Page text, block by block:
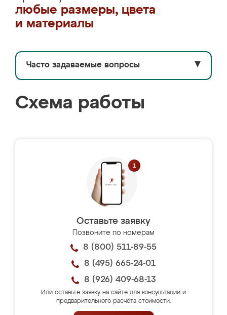
любые размеры, цвета
и материалы
Часто задаваемые вопросы ▼
Схема работы
Оставьте заявку
Позвоните по номерам
8 (800) 511-89-55
8 (495) 665-24-01
8 (926) 409-68-13
Или оставьте заявку на сайте для консультации и
предварительного расчёта стоимости.